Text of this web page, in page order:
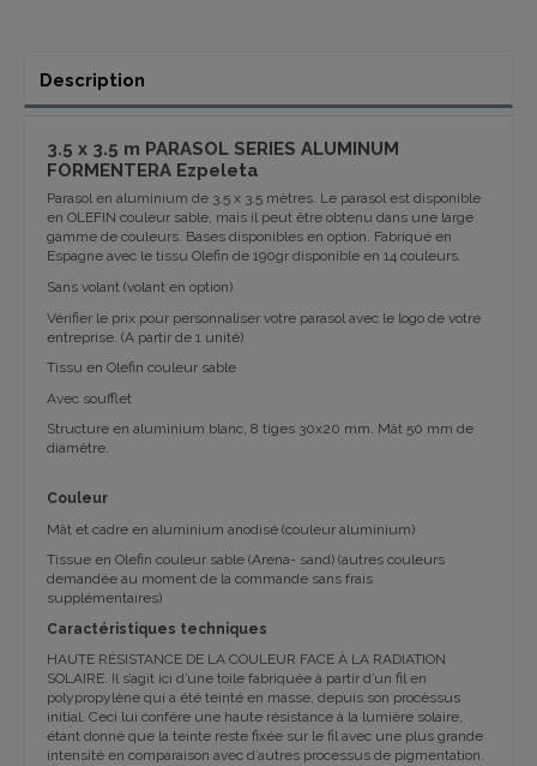
Description
3.5 x 3.5 m PARASOL SERIES ALUMINUM
FORMENTERA Ezpeleta
Parasol en aluminium de 3.5 x 3.5 mètres. Le parasol est disponible
en OLEFIN couleur sable, mais il peut être obtenu dans une large
gamme de couleurs. Bases disponibles en option. Fabriqué en
Espagne avec le tissu Olefin de 190gr disponible en 14 couleurs.
Sans volant (volant en option)
Vérifier le prix pour personnaliser votre parasol avec le logo de votre
entreprise. (A partir de 1 unité)
Tissu en Olefin couleur sable
Avec soufflet
Structure en aluminium blanc, 8 tiges 30x20 mm. Mât 50 mm de
diamètre.
Couleur
Mât et cadre en aluminium anodisé (couleur aluminium)
Tissue en Olefin couleur sable (Arena- sand) (autres couleurs
demandée au moment de la commande sans frais
supplémentaires)
Caractéristiques techniques
HAUTE RÉSISTANCE DE LA COULEUR FACE À LA RADIATION
SOLAIRE. Il s’agit ici d’une toile fabriquée à partir d’un fil en
polypropylène qui a été teinté en masse, depuis son procèssus
initial. Ceci lui confère une haute résistance à la lumière solaire,
étant donné que la teinte reste fixée sur le fil avec une plus grande
intensité en comparaison avec d’autres processus de pigmentation.